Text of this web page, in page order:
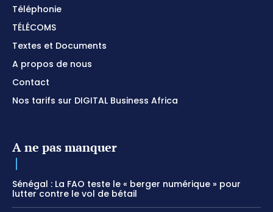
Téléphonie
TÉLÉCOMS
Textes et Documents
A propos de nous
Contact
Nos tarifs sur DIGITAL Business Africa
A ne pas manquer
Sénégal : La FAO teste le « berger numérique » pour
lutter contre le vol de bétail